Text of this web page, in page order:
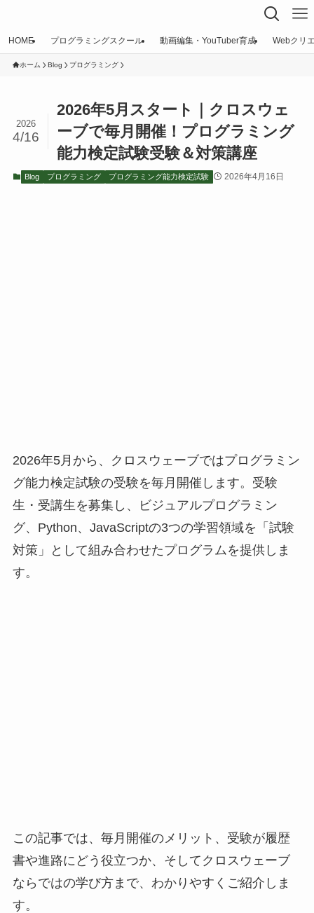
HOME プログラミングスクール 動画編集・YouTuber育成 Webクリ
ホーム Blog プログラミング
2026年5月スタート｜クロスウェ
ーブで毎月開催！プログラミング
能力検定試験受験＆対策講座
2026
4/16
Blog プログラミング プログラミング能力検定試験 2026年4月16日
2026年5月から、クロスウェーブではプログラミン
グ能力検定試験の受験を毎月開催します。受験
生・受講生を募集し、ビジュアルプログラミン
グ、Python、JavaScriptの3つの学習領域を「試験
対策」として組み合わせたプログラムを提供しま
す。
この記事では、毎月開催のメリット、受験が履歴
書や進路にどう役立つか、そしてクロスウェーブ
ならではの学び方まで、わかりやすくご紹介しま
す。